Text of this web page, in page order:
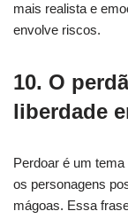
mais realista e
envolve riscos.
10. O
liberdade
Perdoar é um
os personagens
mágoas. Essa